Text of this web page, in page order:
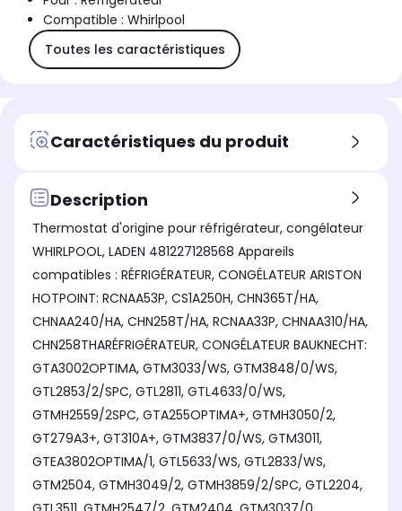
Compatible : Whirlpool
Toutes les caractéristiques
Caractéristiques du produit
Description
Thermostat d'origine pour réfrigérateur, congélateur
WHIRLPOOL, LADEN 481227128568 Appareils
compatibles : RÉFRIGÉRATEUR, CONGÉLATEUR ARISTON
HOTPOINT: RCNAA53P, CS1A250H, CHN365T/HA,
CHNAA240/HA, CHN258T/HA, RCNAA33P, CHNAA310/HA,
CHN258THARÉFRIGÉRATEUR, CONGÉLATEUR BAUKNECHT:
GTA3002OPTIMA, GTM3033/WS, GTM3848/0/WS,
GTL2853/2/SPC, GTL2811, GTL4633/0/WS,
GTMH2559/2SPC, GTA255OPTIMA+, GTMH3050/2,
GT279A3+, GT310A+, GTM3837/0/WS, GTM3011,
GTEA3802OPTIMA/1, GTL5633/WS, GTL2833/WS,
GTM2504, GTMH3049/2, GTMH3859/2/SPC, GTL2204,